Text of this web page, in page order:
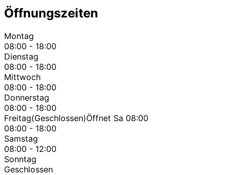
Öffnungszeiten
Montag
08:00 - 18:00
Dienstag
08:00 - 18:00
Mittwoch
08:00 - 18:00
Donnerstag
08:00 - 18:00
Freitag(Geschlossen)Öffnet Sa 08:00
08:00 - 18:00
Samstag
08:00 - 12:00
Sonntag
Geschlossen